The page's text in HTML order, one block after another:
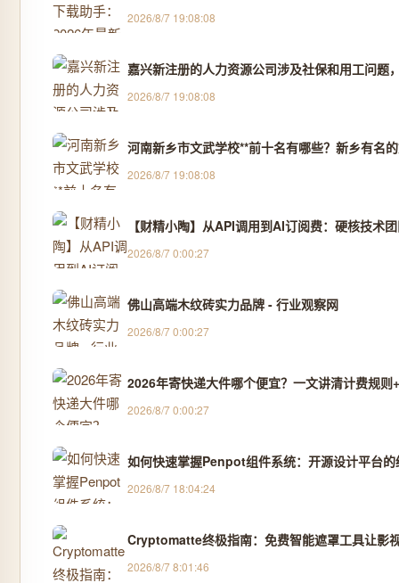
2026/8/7 19:08:08
嘉兴新注册的人力资源公司涉及社保和用工问
2026/8/7 19:08:08
河南新乡市文武学校**前十名有哪些？新乡有名
2026/8/7 19:08:08
【财精小陶】从API调用到AI订阅费：硬核技术
2026/8/7 0:00:27
佛山高端木纹砖实力品牌 - 行业观察网
2026/8/7 0:00:27
2026年寄快递大件哪个便宜？一文讲清计费规则
2026/8/7 0:00:27
如何快速掌握Penpot组件系统：开源设计平台的
2026/8/7 18:04:24
Cryptomatte终极指南：免费智能遮罩工具让影
2026/8/7 8:01:46